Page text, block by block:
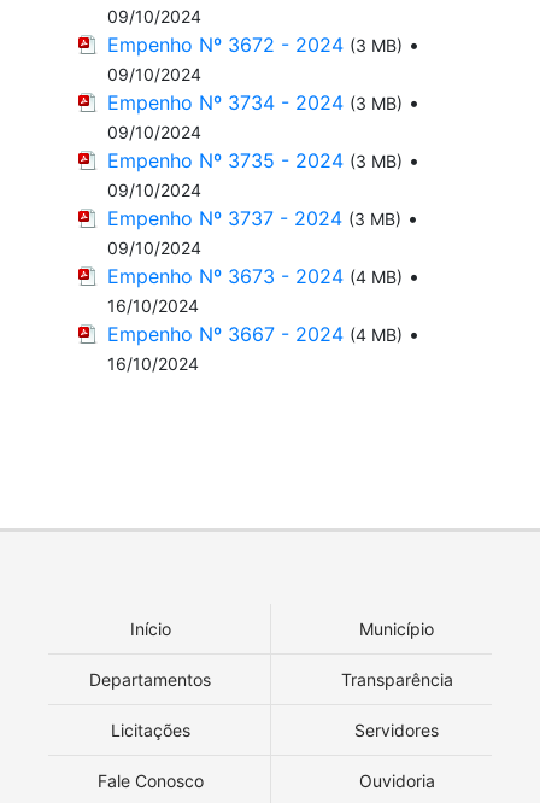
09/10/2024
Empenho Nº 3672 - 2024 (3 MB) •
09/10/2024
Empenho Nº 3734 - 2024 (3 MB) •
09/10/2024
Empenho Nº 3735 - 2024 (3 MB) •
09/10/2024
Empenho Nº 3737 - 2024 (3 MB) •
09/10/2024
Empenho Nº 3673 - 2024 (4 MB) •
16/10/2024
Empenho Nº 3667 - 2024 (4 MB) •
16/10/2024
Início Município
Departamentos Transparência
Licitações Servidores
Fale Conosco Ouvidoria